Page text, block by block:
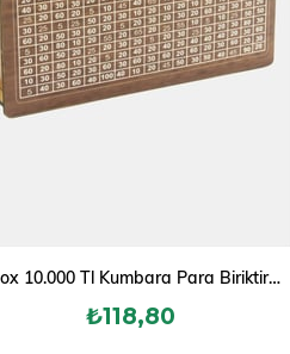
Parabox 10.000 Tl Kumbara Para Biriktirme Kutusu
₺118,80